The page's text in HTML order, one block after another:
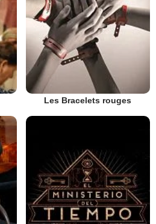
Les Bracelets rouges